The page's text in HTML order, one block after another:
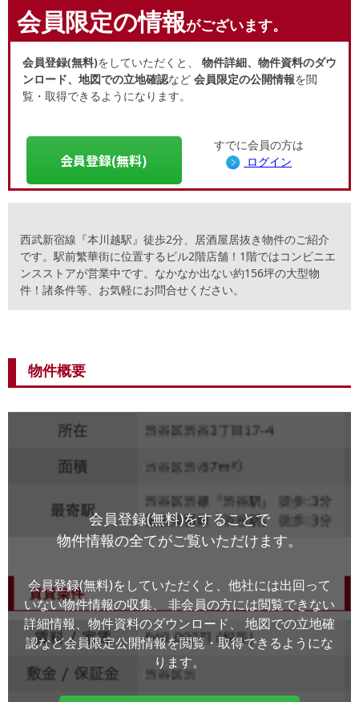
会員限定の情報がございます。
会員登録(無料)をしていただくと、 物件詳細、物件資料のダウ
ンロード、地図での立地確認など 会員限定の公開情報を閲
覧・取得できるようになります。
会員登録(無料)
すでに会員の方は
ログイン
西武新宿線『本川越駅』徒歩2分、居酒屋居抜き物件のご紹介
です。駅前繁華街に位置するビル2階店舗！1階ではコンビニエ
ンスストアが営業中です。なかなか出ない約156坪の大型物
件！諸条件等、お気軽にお問合せください。
物件概要
会員登録(無料)をすることで
物件情報の全てがご覧いただけます。
会員登録(無料)をしていただくと、他社には出回って
いない物件情報の収集、
非会員の方には閲覧できない
詳細情報、物件資料のダウンロード、
地図での立地確
認など会員限定公開情報を閲覧・取得できるようにな
ります。